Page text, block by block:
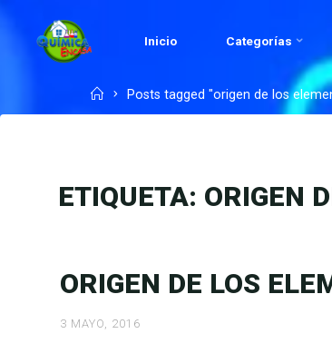
CASA.COM
Inicio Categorías
HomePosts tagged "origen de los
ETIQUETA: ORIGEN
ORIGEN DE LOS
3 MAYO, 2016